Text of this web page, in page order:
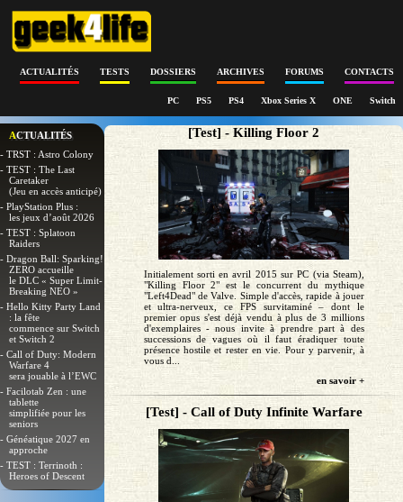
ACTUALITÉS TESTS DOSSIERS ARCHIVES FORUMS CONTACTS
PC PS5 PS4 Xbox Series X ONE Switch
ACTUALITÉS
- TRST : Astro Colony
- TEST : The Last
Caretaker
(Jeu en accès anticipé)
- PlayStation Plus :
les jeux d’août 2026
- TEST : Splatoon
Raiders
- Dragon Ball: Sparking!
ZERO accueille
le DLC « Super Limit-
Breaking NEO »
- Hello Kitty Party Land
: la fête
commence sur Switch
et Switch 2
- Call of Duty: Modern
Warfare 4
sera jouable à l’EWC
- Facilotab Zen : une
tablette
simplifiée pour les
seniors
- Généatique 2027 en
approche
- TEST : Terrinoth :
Heroes of Descent
[Test] - Killing Floor 2
Initialement sorti en avril 2015 sur PC (via Steam),
"Killing Floor 2" est le concurrent du mythique
"Left4Dead" de Valve. Simple d'accès, rapide à jouer
et ultra-nerveux, ce FPS survitaminé – dont le
premier opus s'est déjà vendu à plus de 3 millions
d'exemplaires - nous invite à prendre part à des
successions de vagues où il faut éradiquer toute
présence hostile et rester en vie. Pour y parvenir, à
vous d...
en savoir +
[Test] - Call of Duty Infinite Warfare